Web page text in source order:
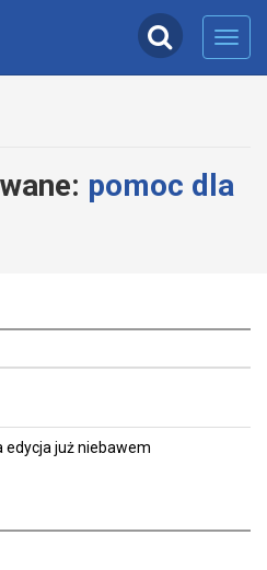
pomoc dla
edycja już niebawem